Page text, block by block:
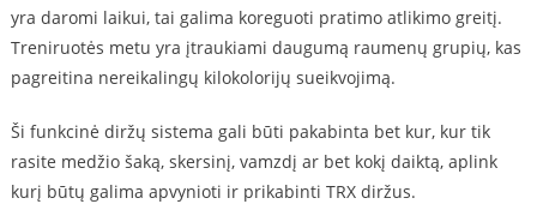
yra daromi laikui, tai galima koreguoti pratimo atlikimo greitį.
Treniruotės metu yra įtraukiami daugumą raumenų grupių, kas
pagreitina nereikalingų kilokolorijų sueikvojimą.
Ši funkcinė diržų sistema gali būti pakabinta bet kur, kur tik
rasite medžio šaką, skersinį, vamzdį ar bet kokį daiktą, aplink
kurį būtų galima apvynioti ir prikabinti TRX diržus.